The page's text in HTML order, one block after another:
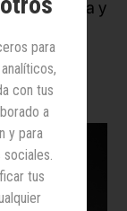
orgánica y
o
para
con tus
a
y para
tus